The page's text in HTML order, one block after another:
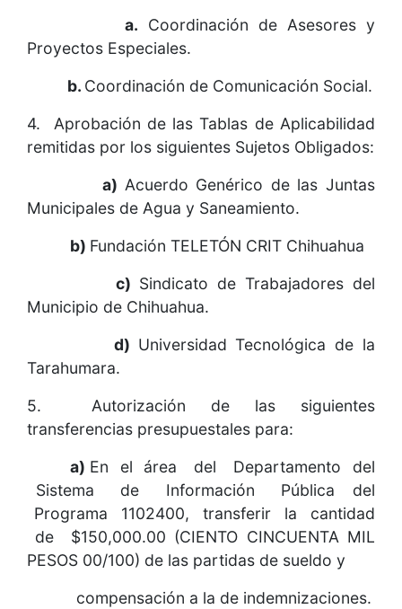
a. Coordinación de Asesores y
Proyectos Especiales.
b. Coordinación de Comunicación Social.
4. Aprobación de las Tablas de Aplicabilidad
remitidas por los siguientes Sujetos Obligados:
a) Acuerdo Genérico de las Juntas
Municipales de Agua y Saneamiento.
b) Fundación TELETÓN CRIT Chihuahua
c) Sindicato de Trabajadores del
Municipio de Chihuahua.
d) Universidad Tecnológica de la
Tarahumara.
5. Autorización de las siguientes
transferencias presupuestales para:
a) En el área del Departamento del
Sistema de Información Pública del
Programa 1102400, transferir la cantidad
de $150,000.00 (CIENTO CINCUENTA MIL
PESOS 00/100) de las partidas de sueldo y
compensación a la de indemnizaciones.